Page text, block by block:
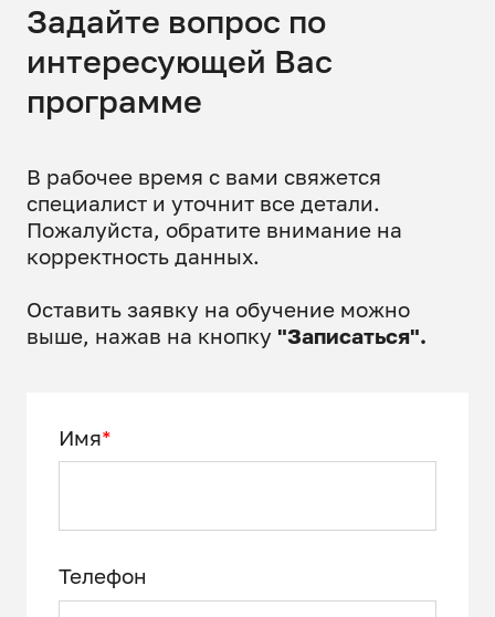
Дорожно-транспортные
происшествия
Технико-эксплуатационные
Конструкция ТС,
эксплуатационные свойства и
надежность ТС
обслуживания, ремонта и
восстановления ТС
Приборные, стендовые и др.
средства автотехнической
Техника безопасности при
автотехнической экспертизе
Задайте вопрос по
интересующей Вас
программе
В рабочее время с вами свяжется
специалист и уточнит все детали.
Пожалуйста, обратите внимание на
корректность данных.
Оставить заявку на обучение можно
выше, нажав на кнопку "Записаться".
Имя*
Телефон